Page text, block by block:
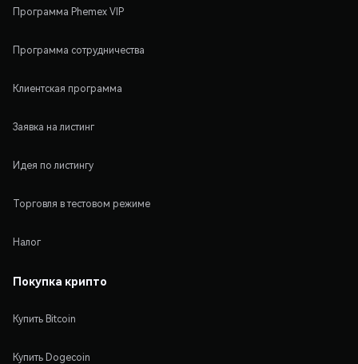
Программа Phemex VIP
Программа сотрудничества
Клиентская программа
Заявка на листинг
Идея по листингу
Торговля в тестовом режиме
Налог
Покупка крипто
Купить Bitcoin
Купить Dogecoin